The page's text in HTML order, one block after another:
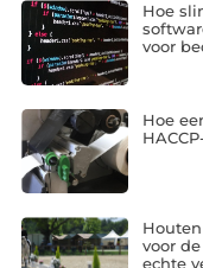
Hoe
voor
Hoe
voor
echte